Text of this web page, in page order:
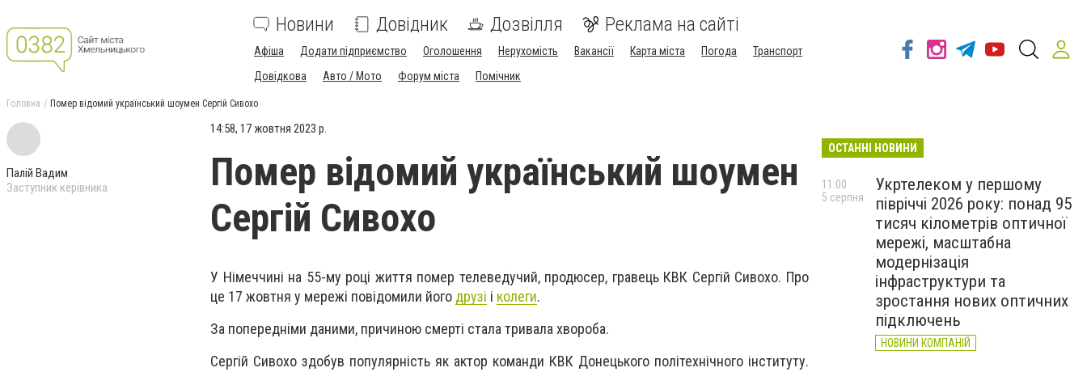
Новини Довідник Дозвілля Реклама на сайті
Афіша Додати підприємство Оголошення Нерухомість Вакансії Карта міста Погода
Транспорт
Довідкова
Авто / Мото Форум міста Помічник
Головна Помер відомий український шоумен Сергій Сивохо
Палій Вадим
Заступник керівника
14:58, 17 жовтня 2023 р.
Помер відомий український шоумен
Сергій Сивохо
У Німеччині на 55-му році життя помер телеведучий, продюсер, гравець КВК Сергій Сивохо. Про
це 17 жовтня у мережі повідомили його друзі і колеги.
За попередніми даними, причиною смерті стала тривала хвороба.
Сергій Сивохо здобув популярність як актор команди КВК Донецького політехнічного інституту.
ОСТАННІ НОВИНИ
Укртелеком у першому
півріччі 2026 року: понад 95
тисяч кілометрів оптичної
мережі, масштабна
модернізація
інфраструктури та
зростання нових оптичних
підключень
НОВИНИ КОМПАНІЙ
11:00
5 серпня